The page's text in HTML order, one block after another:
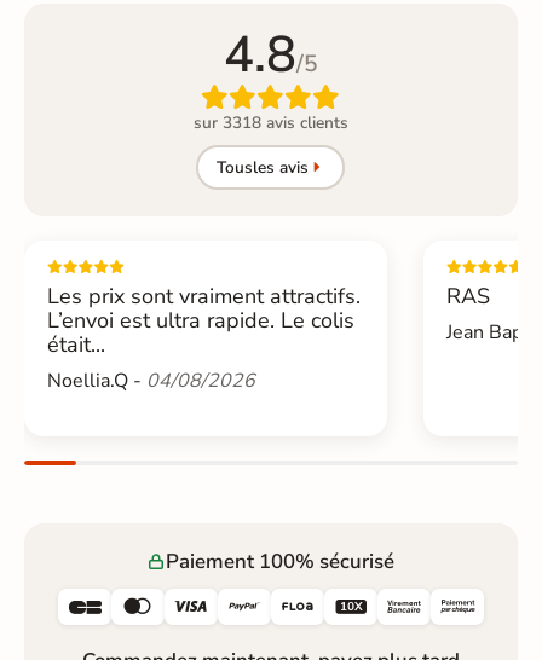
4.8/5

sur 3318 avis clients
Tousles avis
Les prix sont vraiment attractifs.
L’envoi est ultra rapide. Le colis
était...
Noellia.Q - 04/08/2026
RAS
Jean
Paiement 100% sécurisé
     